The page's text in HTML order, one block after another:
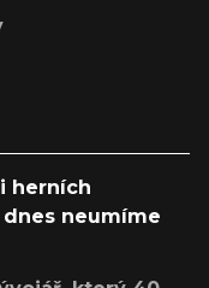
herních
neumíme